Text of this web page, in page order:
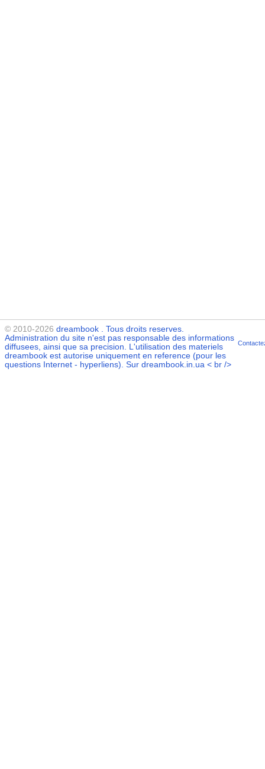
© 2010-2026 dreambook . Tous droits reserves.
Administration du site n'est pas responsable des informations
diffusees, ainsi que sa precision. L'utilisation des materiels
dreambook est autorise uniquement en reference (pour les
questions Internet - hyperliens). Sur dreambook.in.ua < br />